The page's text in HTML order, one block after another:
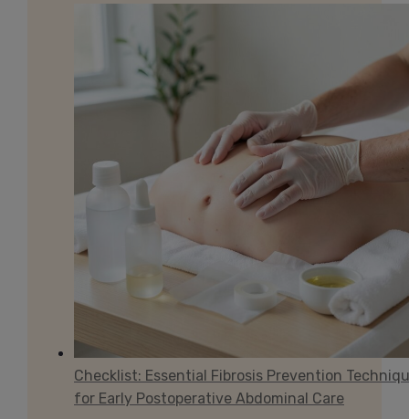
Checklist: Essential Fibrosis Prevention
for Early Postoperative Abdominal Care